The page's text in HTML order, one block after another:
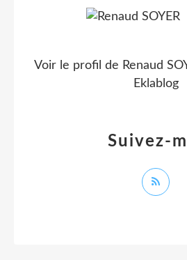
Suivez-
Voir le profil de Renaud
Eklablog